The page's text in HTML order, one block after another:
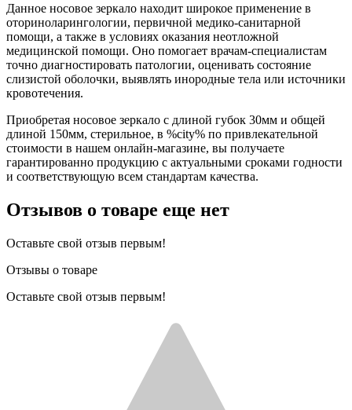
Данное носовое зеркало находит широкое применение в
оториноларингологии, первичной медико-санитарной
помощи, а также в условиях оказания неотложной
медицинской помощи. Оно помогает врачам-специалистам
точно диагностировать патологии, оценивать состояние
слизистой оболочки, выявлять инородные тела или источники
кровотечения.
Приобретая носовое зеркало с длиной губок 30мм и общей
длиной 150мм, стерильное, в %city% по привлекательной
стоимости в нашем онлайн-магазине, вы получаете
гарантированно продукцию с актуальными сроками годности
и соответствующую всем стандартам качества.
Отзывов о товаре еще нет
Оставьте свой отзыв первым!
Отзывы о товаре
Оставьте свой отзыв первым!